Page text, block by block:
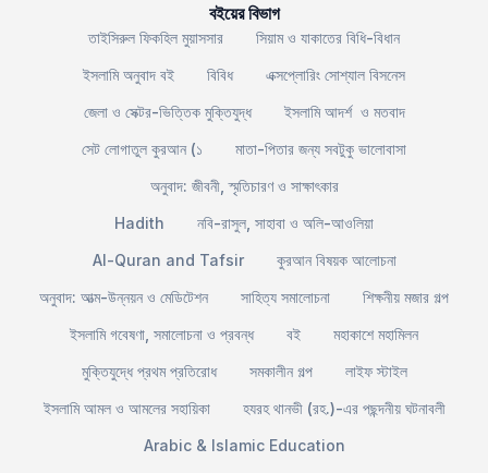
বইয়ের বিভাগ
তাইসিরুল ফিকহিল মুয়াসসার
সিয়াম ও যাকাতের বিধি-বিধান
ইসলামি অনুবাদ বই
বিবিধ
এক্সপ্লোরিং সোশ্যাল বিসনেস
জেলা ও সেক্টর-ভিত্তিক মুক্তিযুদ্ধ
ইসলামি আদর্শ ও মতবাদ
সেট লোগাতুল কুরআন (১
মাতা-পিতার জন্য সবটুকু ভালোবাসা
অনুবাদ: জীবনী, স্মৃতিচারণ ও সাক্ষাৎকার
Hadith
নবি-রাসুল, সাহাবা ও অলি-আওলিয়া
Al-Quran and Tafsir
কুরআন বিষয়ক আলোচনা
অনুবাদ: আত্ম-উন্নয়ন ও মেডিটেশন
সাহিত্য সমালোচনা
শিক্ষনীয় মজার গল্প
ইসলামি গবেষণা, সমালোচনা ও প্রবন্ধ
বই
মহাকাশে মহামিলন
মুক্তিযুদ্ধে প্রথম প্রতিরোধ
সমকালীন গল্প
লাইফ স্টাইল
ইসলামি আমল ও আমলের সহায়িকা
হযরহ থানভী (রহ.)-এর পছন্দনীয় ঘটনাবলী
Arabic & Islamic Education